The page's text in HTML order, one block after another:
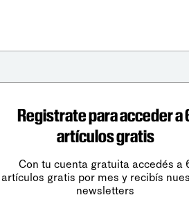
Registrate para acceder a
artículos gratis
Con tu cuenta gratuita accedés a
artículos gratis por mes y recibís
newsletters